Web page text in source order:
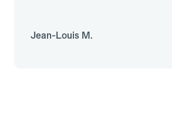
Jean-Louis M.